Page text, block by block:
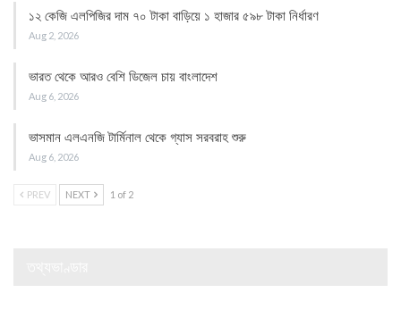
১২ কেজি এলপিজির দাম ৭০ টাকা বাড়িয়ে ১ হাজার ৫৯৮ টাকা নির্ধারণ
Aug 2, 2026
ভারত থেকে আরও বেশি ডিজেল চায় বাংলাদেশ
Aug 6, 2026
ভাসমান এলএনজি টার্মিনাল থেকে গ্যাস সরবরাহ শুরু
Aug 6, 2026
PREV NEXT 1 of 2